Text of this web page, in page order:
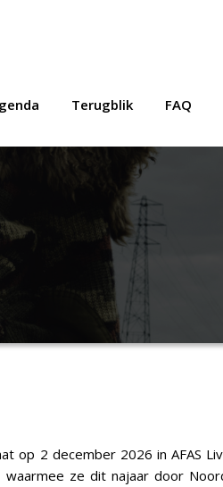
Terugblik FAQ
op 2 december 2026 in AFAS
ze dit najaar door